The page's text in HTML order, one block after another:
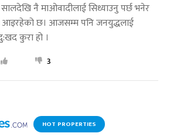
नै माओवादीलाई सिध्याउनु पर्छ भनेर
आइरहेको छ। आजसम्म पनि जनयुद्धलाई
कुरा हो ।
3
HOT PROPERTIES